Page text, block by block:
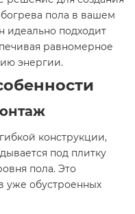
пола в вашем
подходит
равномерное
энергии.​
конструкции,
под плитку
пола. Это
уже обустроенных